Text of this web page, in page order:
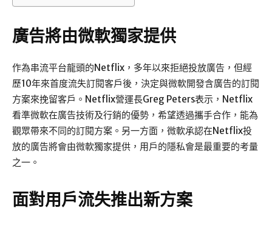
廣告將由微軟獨家提供
作為串流平台龍頭的Netflix，多年以來拒絕投放廣告，但經
歷10年來首度流失訂閱客戶後，決定與微軟開發含廣告的訂閱
方案來挽留客戶。Netflix營運長Greg Peters表示，Netflix
看準微軟在廣告技術及行銷的優勢，希望透過攜手合作，能為
觀眾帶來不同的訂閱方案。另一方面，微軟承認在Netflix投
放的廣告將會由微軟獨家提供，用戶的隱私會是最重要的考量
之一。
面對用戶流失推出新方案